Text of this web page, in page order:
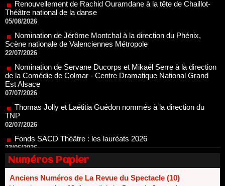
Nomination de Jérôme Montchal à la direction du Phénix,
Scène nationale de Valenciennes Métropole
Nomination de Servane Ducorps et Mikaël Serre à la direction
de la Comédie de Colmar - Centre Dramatique National Grand
07/07/2026
Thomas Jolly et Laëtitia Guédon nommés à la direction du
TNP
Fonds SACD Théâtre : les lauréats 2026
23/06/2026
Dispositif ARTCENA Écrire pour le cirque, les lauréats 2026 !
20/06/2026
Le palmarès des prix SACD 2026
Numéros Papier
Anciens Numéros de La Revue du Spectacle (10)